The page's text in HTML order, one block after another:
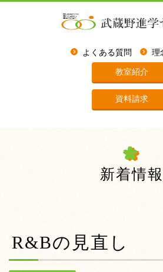
よくある質問 理
教室紹介
資料請求
新着情報
R&Bの見直し